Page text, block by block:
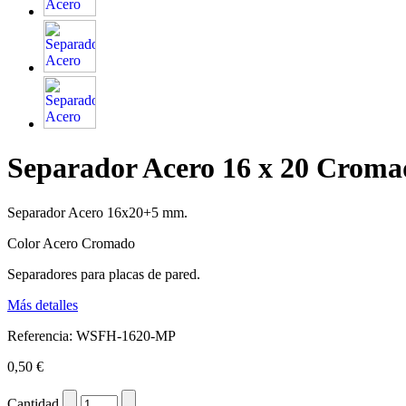
Separador Acero 16 x 20
Separador Acero 16x20+5 mm.
Color Acero Cromado
Separadores para placas de pared.
Más detalles
Referencia: WSFH-1620-MP
0,50 €